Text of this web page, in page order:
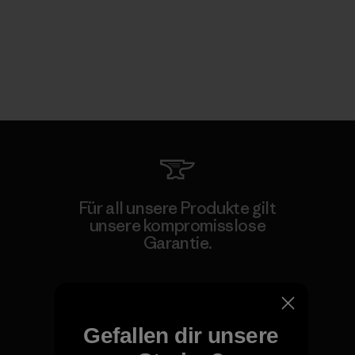
Für all unsere Produkte gilt
unsere kompromisslose
Garantie.
Gefallen dir unsere